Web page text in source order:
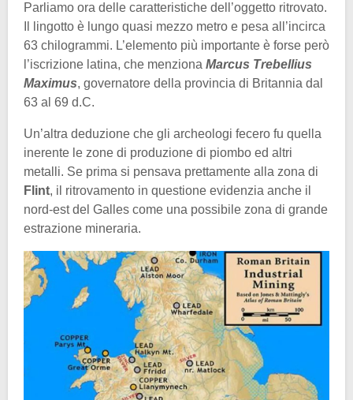
Parliamo ora delle caratteristiche dell’oggetto ritrovato.
Il lingotto è lungo quasi mezzo metro e pesa all’incirca
63 chilogrammi. L’elemento più importante è forse però
l’iscrizione latina, che menziona Marcus Trebellius
Maximus, governatore della provincia di Britannia dal
63 al 69 d.C.
Un’altra deduzione che gli archeologi fecero fu quella
inerente le zone di produzione di piombo ed altri
metalli. Se prima si pensava prettamente alla zona di
Flint, il ritrovamento in questione evidenzia anche il
nord-est del Galles come una possibile zona di grande
estrazione mineraria.